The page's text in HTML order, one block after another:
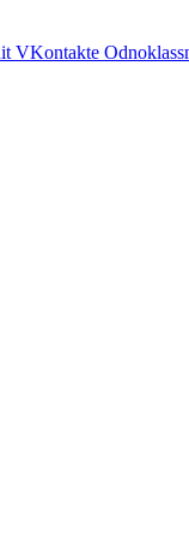
VKontakte